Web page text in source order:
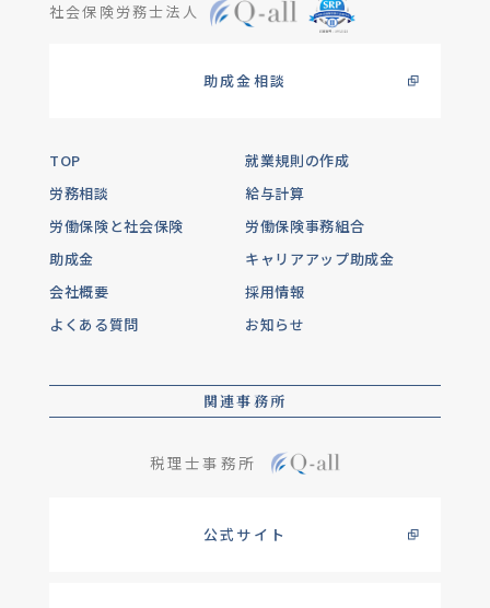
社会保険労務士法人
助成金相談
TOP
就業規則の作成
労務相談
給与計算
労働保険と社会保険
労働保険事務組合
助成金
キャリアアップ助成金
会社概要
採用情報
よくある質問
お知らせ
関連事務所
税理士事務所
公式サイト